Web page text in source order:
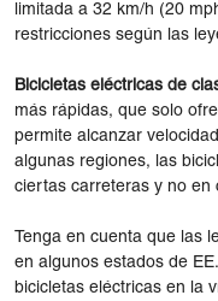
limitada a 32 km/h (20
restricciones según las
Bicicletas eléctricas de
más rápidas, que solo
permite alcanzar
algunas regiones, las
ciertas carreteras y no en
Tenga en cuenta que las
en algunos estados de
bicicletas eléctricas en la